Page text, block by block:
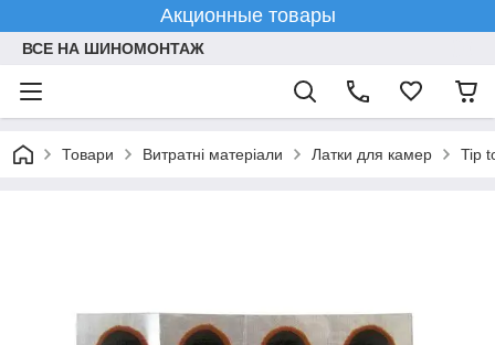
Акционные товары
ВСЕ НА ШИНОМОНТАЖ
Товари Витратні матеріали Латки для камер Tip